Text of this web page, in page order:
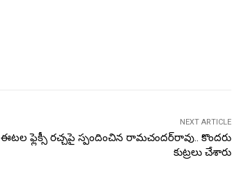
NEXT ARTICLE
ఈటల ఫ్లెక్సీ రచ్చపై స్పందించిన రామచందర్‌రావు.. కొందరు
కుట్రలు చేశారు